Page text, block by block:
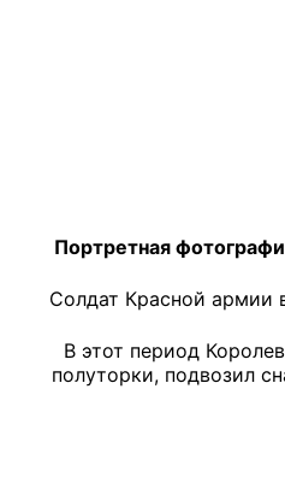
Портретная
Солдат Красной армии
В этот период
полуторки, подвозил